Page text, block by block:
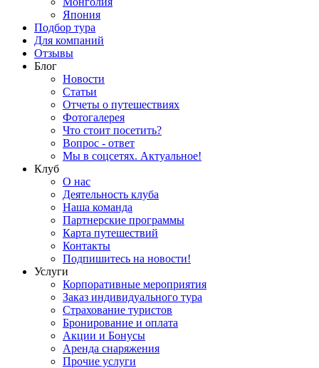
Япония
Подбор тура
Для компаний
Отзывы
Блог
Новости
Статьи
Отчеты о путешествиях
Фотогалерея
Что стоит посетить?
Вопрос - ответ
Мы в соцсетях. Актуальное!
Клуб
О нас
Деятельность клуба
Наша команда
Партнерские программы
Карта путешествий
Контакты
Подпишитесь на новости!
Услуги
Корпоративные мероприятия
Заказ индивидуального тура
Страхование туристов
Бронирование и оплата
Акции и Бонусы
Аренда снаряжения
Прочие услуги